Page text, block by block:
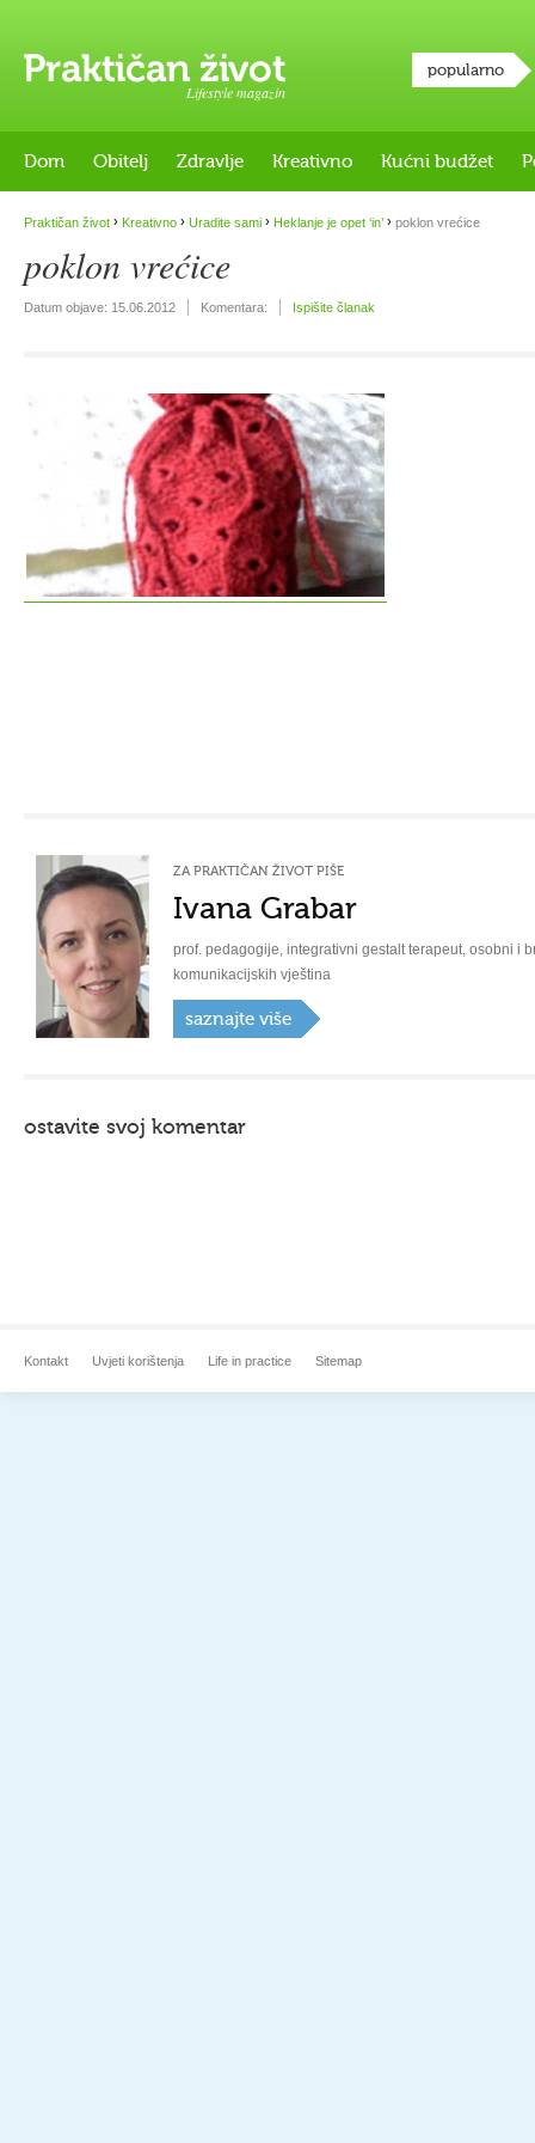
Lifestyle magazin
popularno
Dom Obitelj Zdravlje Kreativno Kućni budžet
Praktičan život › Kreativno › Uradite sami › Heklanje je opet ‘in’ › poklon vrećice
poklon vrećice
Datum objave: 15.06.2012 Komentara: Ispišite članak
ZA PRAKTIČAN ŽIVOT PIŠE
Ivana Grabar
prof. pedagogije, integrativni gestalt terapeut, osobni i
komunikacijskih vještina
saznajte više
ostavite svoj komentar
Kontakt Uvjeti korištenja Life in practice Sitemap